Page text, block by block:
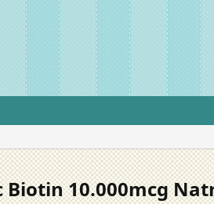
10.000mcg